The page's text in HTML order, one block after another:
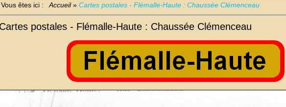
Vous êtes ici : Accueil» Cartes postales - Flémalle-Haute : Chaussée Clémenceau
Cartes postales - Flémalle-Haute : Chaussée Clémenceau